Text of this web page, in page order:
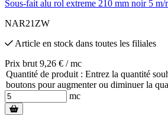
Sous-fait alu rol extreme 210 mm noir 5 m/
NAR21ZW
Article en stock dans toutes les filiales
Prix brut 9,26 € / mc
Quantité de produit : Entrez la quantité
boutons pour augmenter ou diminuer la
mc